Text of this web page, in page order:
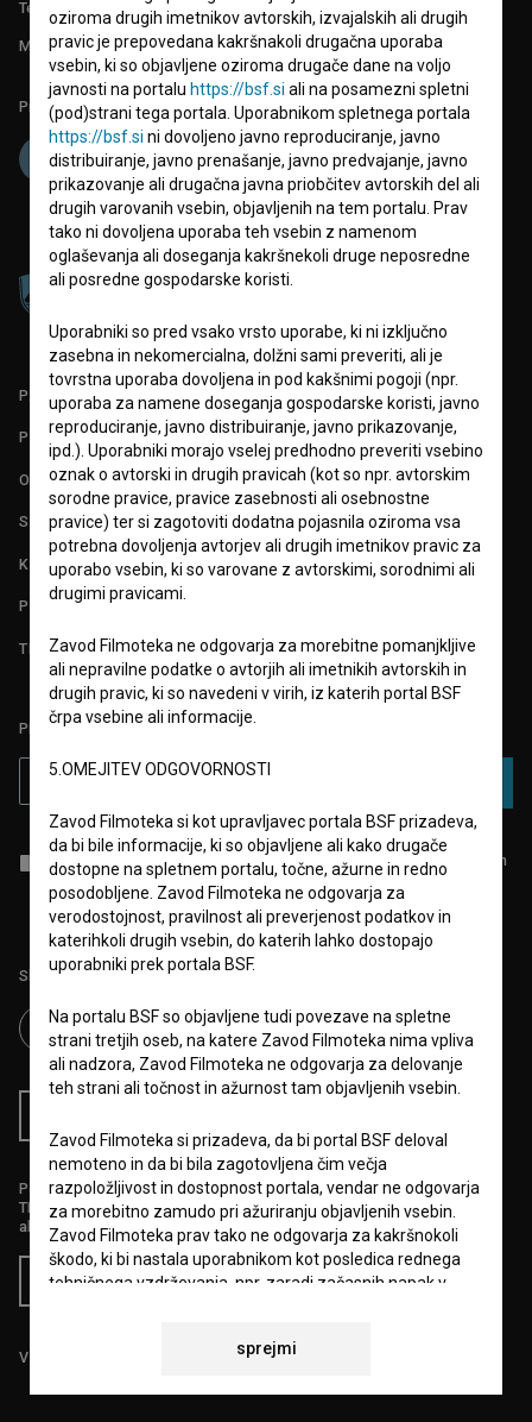
Tehnična pomoč: podpora@bsf.si
Mednarodna številka ISSN 2670-787X
Projekt sofinancira:
PARTNERJI
POGOJI UPORABE
O PROJEKTU
STATISTIKA
KONTAKT
POGOSTA VPRAŠANJA
TEST FUNKCIONALNOSTI
PRIJAVITE SE NA BSF NOVIČNIK:
Sprejemam splošne pogoje in dajem soglasje
za zbiranje, hrambo in
obdelavo osebnih podatkov.
Sledite nam na:
Podprite nas z donacijo na
TRR: SI56 6100 0001 5706 684,
ali s kreditno kartico:
Doniraj
Vse cene vsebujejo DDV.
oziroma drugih imetnikov avtorskih, izvajalskih ali drugih
pravic je prepovedana kakršnakoli drugačna uporaba
vsebin, ki so objavljene oziroma drugače dane na voljo
javnosti na portalu https://bsf.si ali na posamezni spletni
(pod)strani tega portala. Uporabnikom spletnega portala
https://bsf.si ni dovoljeno javno reproduciranje, javno
distribuiranje, javno prenašanje, javno predvajanje, javno
prikazovanje ali drugačna javna priobčitev avtorskih del ali
drugih varovanih vsebin, objavljenih na tem portalu. Prav
tako ni dovoljena uporaba teh vsebin z namenom
oglaševanja ali doseganja kakršnekoli druge neposredne
ali posredne gospodarske koristi.
Uporabniki so pred vsako vrsto uporabe, ki ni izključno
zasebna in nekomercialna, dolžni sami preveriti, ali je
tovrstna uporaba dovoljena in pod kakšnimi pogoji (npr.
uporaba za namene doseganja gospodarske koristi, javno
reproduciranje, javno distribuiranje, javno prikazovanje,
ipd.). Uporabniki morajo vselej predhodno preveriti vsebino
oznak o avtorski in drugih pravicah (kot so npr. avtorskim
sorodne pravice, pravice zasebnosti ali osebnostne
pravice) ter si zagotoviti dodatna pojasnila oziroma vsa
potrebna dovoljenja avtorjev ali drugih imetnikov pravic za
uporabo vsebin, ki so varovane z avtorskimi, sorodnimi ali
drugimi pravicami.
Zavod Filmoteka ne odgovarja za morebitne pomanjkljive
ali nepravilne podatke o avtorjih ali imetnikih avtorskih in
drugih pravic, ki so navedeni v virih, iz katerih portal BSF
črpa vsebine ali informacije.
5.OMEJITEV ODGOVORNOSTI
Zavod Filmoteka si kot upravljavec portala BSF prizadeva,
da bi bile informacije, ki so objavljene ali kako drugače
dostopne na spletnem portalu, točne, ažurne in redno
posodobljene. Zavod Filmoteka ne odgovarja za
verodostojnost, pravilnost ali preverjenost podatkov in
katerihkoli drugih vsebin, do katerih lahko dostopajo
uporabniki prek portala BSF.
Na portalu BSF so objavljene tudi povezave na spletne
strani tretjih oseb, na katere Zavod Filmoteka nima vpliva
ali nadzora, Zavod Filmoteka ne odgovarja za delovanje
teh strani ali točnost in ažurnost tam objavljenih vsebin.
Zavod Filmoteka si prizadeva, da bi portal BSF deloval
nemoteno in da bi bila zagotovljena čim večja
razpoložljivost in dostopnost portala, vendar ne odgovarja
za morebitno zamudo pri ažuriranju objavljenih vsebin.
Zavod Filmoteka prav tako ne odgovarja za kakršnokoli
škodo, ki bi nastala uporabnikom kot posledica rednega
tehničnega vzdrževanja, npr. zaradi začasnih napak v
vse napake odpraviti v najkrajšem možnem času.
sprejmi